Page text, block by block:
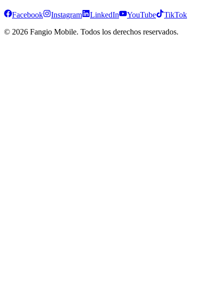
Facebook Instagram LinkedIn YouTube
TikTok
© 2026 Fangio Mobile. Todos los derechos reservados.